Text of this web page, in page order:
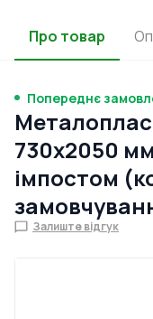
Про товар
Попереднє
730x2050
імпостом
Залиште відгук